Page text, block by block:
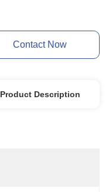
Contact Now
Product Description